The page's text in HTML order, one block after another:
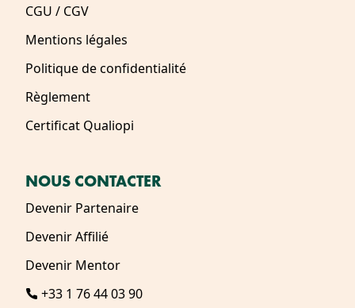
CGU / CGV
Mentions légales
Politique de confidentialité
Règlement
Certificat Qualiopi
NOUS CONTACTER
Devenir Partenaire
Devenir Affilié
Devenir Mentor
+33 1 76 44 03 90